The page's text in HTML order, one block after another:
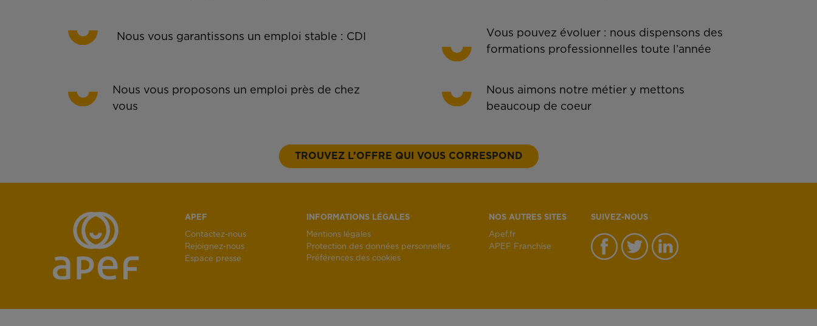
Nous vous garantissons un emploi stable : CDI
Vous pouvez évoluer : nous dispensons des
formations professionnelles toute l’année
Nous vous proposons un emploi près de chez
vous
Nous aimons notre métier y mettons
beaucoup de coeur
TROUVEZ L’OFFRE QUI VOUS CORRESPOND
APEF
Contactez-nous
Rejoignez-nous
Espace presse
INFORMATIONS LÉGALES
Mentions légales
Protection des données personnelles
Préférences des cookies
NOS AUTRES SITES
Apef.fr
APEF Franchise
SUIVEZ-NOUS